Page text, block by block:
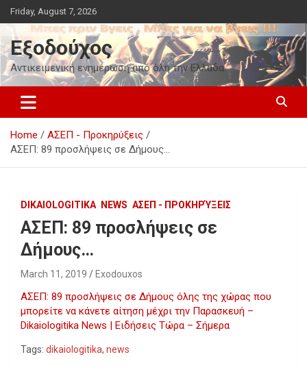
Skip
to
content
Friday, August 7, 2026
Εξοδούχος
Αντικειμενική ενημέρωση από όλη την Ελλάδα
Home
ΑΣΕΠ - Προκηρύξεις
ΑΣΕΠ: 89 προσλήψεις σε Δήμους…
DIKAIOLOGITIKA NEWS ΑΣΕΠ - ΠΡΟΚΗΡΎΞΕΙΣ
ΑΣΕΠ: 89 προσλήψεις σε
Δήμους…
March 11, 2019 Exodouxos
ΑΣΕΠ: 89 προσλήψεις σε Δήμους όλης της χώρας που
μπορείτε να κάνετε αίτηση μέχρι την Παρασκευή –
Dikaiologitika News | Ειδήσεις Τώρα – Σήμερα
Tags: dikaiologitika, news